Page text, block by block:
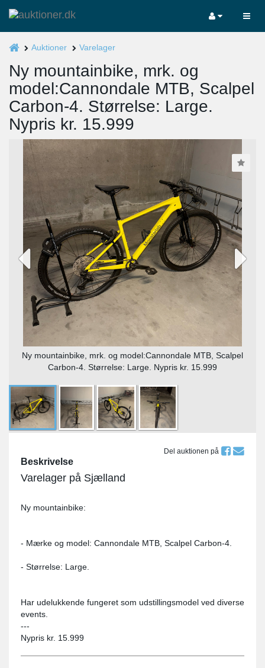
Auktioner Varelager
Ny mountainbike, mrk. og
model:Cannondale MTB, Scalpel
Carbon-4. Størrelse: Large.
Nypris kr. 15.999
Ny mountainbike, mrk. og model:Cannondale MTB, Scalpel
Carbon-4. Størrelse: Large. Nypris kr. 15.999
Del auktionen på
Beskrivelse
Varelager på Sjælland
Ny mountainbike:
- Mærke og model: Cannondale MTB, Scalpel Carbon-4.
- Størrelse: Large.
Har udelukkende fungeret som udstillingsmodel ved diverse
events.
---
Nypris kr. 15.999